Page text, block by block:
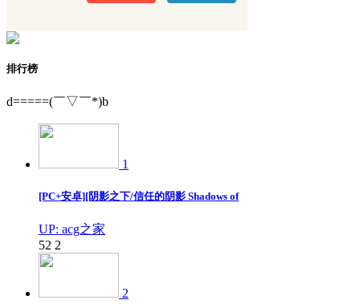
排行榜
d=====(￣▽￣*)b
1
[PC+安卓][阴影之下/信任的阴影 Shadows of
UP: acg之家
52 2
2